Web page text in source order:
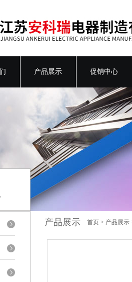
产品展示 促销中心
产品展示 首页 > 产品展示